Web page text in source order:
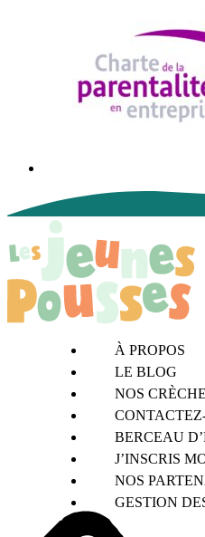
À PROPOS
LE BLOG
NOS
BERCEAU
J’INSCRIS
NOS
GESTION